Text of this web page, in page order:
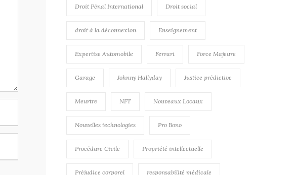
Droit Pénal International Droit social
droit à la déconnexion Enseignement
Expertise Automobile Ferrari Force Majeure
Garage Johnny Hallyday Justice prédictive
Meurtre NFT Nouveaux Locaux
Nouvelles technologies Pro Bono
Procédure Civile Propriété intellectuelle
Préjudice corporel responsabilité médicale